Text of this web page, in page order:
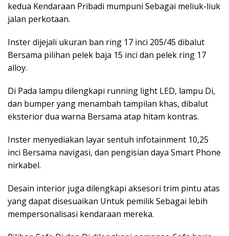
kedua Kendaraan Pribadi mumpuni Sebagai meliuk-liuk
jalan perkotaan.
Inster dijejali ukuran ban ring 17 inci 205/45 dibalut
Bersama pilihan pelek baja 15 inci dan pelek ring 17
alloy.
Di Pada lampu dilengkapi running light LED, lampu Di,
dan bumper yang menambah tampilan khas, dibalut
eksterior dua warna Bersama atap hitam kontras.
Inster menyediakan layar sentuh infotainment 10,25
inci Bersama navigasi, dan pengisian daya Smart Phone
nirkabel.
Desain interior juga dilengkapi aksesori trim pintu atas
yang dapat disesuaikan Untuk pemilik Sebagai lebih
mempersonalisasi kendaraan mereka.